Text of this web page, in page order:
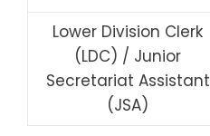
Lower Division Clerk
(LDC) / Junior
Secretariat Assistant
(JSA)